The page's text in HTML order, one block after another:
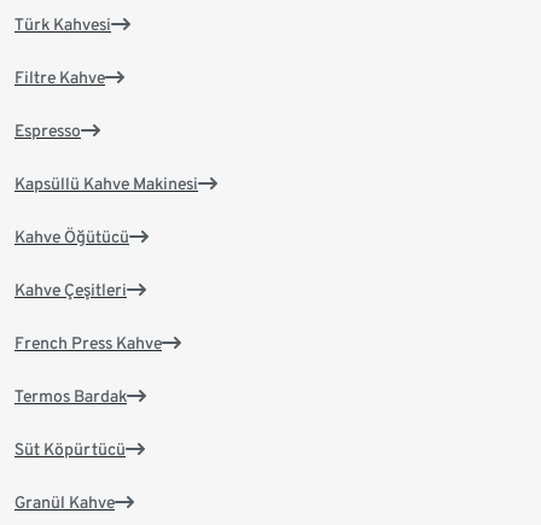
Türk Kahvesi
Filtre Kahve
Espresso
Kapsüllü Kahve Makinesi
Kahve Öğütücü
Kahve Çeşitleri
French Press Kahve
Termos Bardak
Süt Köpürtücü
Granül Kahve